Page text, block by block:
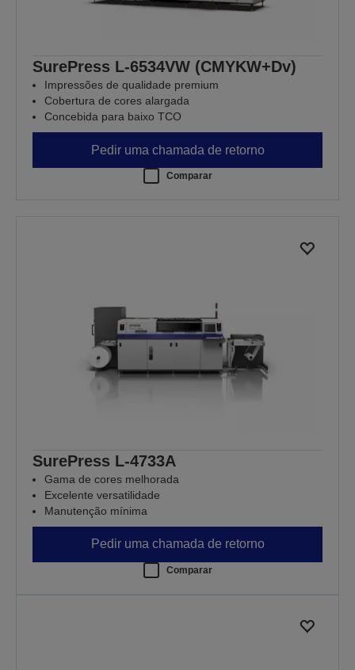
SurePress L-6534VW (CMYKW+Dv)
Impressões de qualidade premium
Cobertura de cores alargada
Concebida para baixo TCO
Pedir uma chamada de retorno
Comparar
SurePress L-4733A
Gama de cores melhorada
Excelente versatilidade
Manutenção mínima
Pedir uma chamada de retorno
Comparar